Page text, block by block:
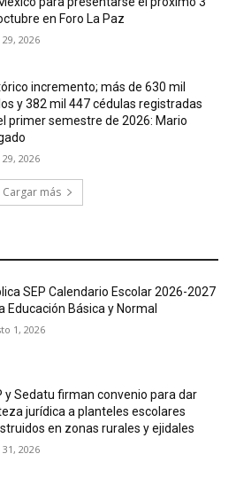
en Foro La Paz
2026
incremento; más de 630 mil
y 382 mil 447 cédulas registradas
primer semestre de 2026: Mario
2026
Cargar más
SEP Calendario Escolar 2026-2027
Educación Básica y Normal
1, 2026
y Sedatu firman convenio para dar
jurídica a planteles escolares
en zonas rurales y ejidales
2026